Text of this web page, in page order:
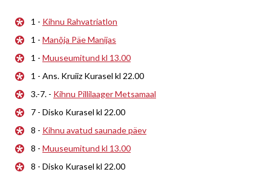
1 - Kihnu Rahvatriatlon
1 - Manõja Päe Manijas
1 - Muuseumitund kl 13.00
1 - Ans. Kruiiz Kurasel kl 22.00
3.-7. - Kihnu Pillilaager Metsamaal
7 - Disko Kurasel kl 22.00
8 - Kihnu avatud saunade päev
8 - Muuseumitund kl 13.00
8 - Disko Kurasel kl 22.00